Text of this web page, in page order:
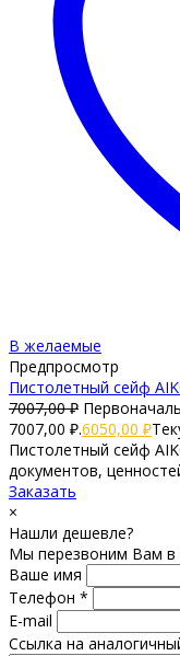
В желаемые
Предпросмотр
Пистолетный сейф
7007,00₽
7007,00 ₽.6050,00 ₽
Пистолетный сейф
документов,
Заказать
×
Нашли дешевле?
Мы перезвоним Вам
Ваше имя
Телефон *
E-mail
Ссылка на